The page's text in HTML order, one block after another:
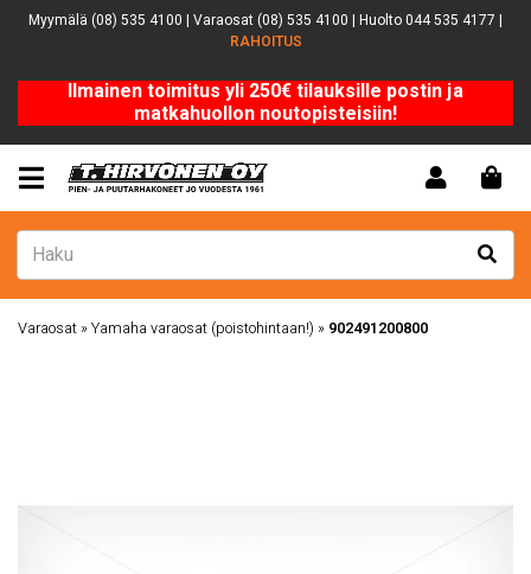
Myymälä (08) 535 4100 | Varaosat (08) 535 4100 | Huolto 044 535 4177 |
RAHOITUS
Ilmainen toimitus yli 250€ tilauksille postin ja
matkahuollon noutopisteisiin!
Varaosat »Yamaha varaosat (poistohintaan!) » 902491200800